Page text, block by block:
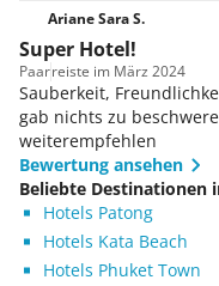
Ariane Sara S.
Super Hotel!
Paarreiste im März 2024
Sauberkeit,
gab nichts zu
weiterempfehlen
Bewertung ansehen
Beliebte Destinationen
Hotels Patong
Hotels Kata Beach
Hotels Phuket Town